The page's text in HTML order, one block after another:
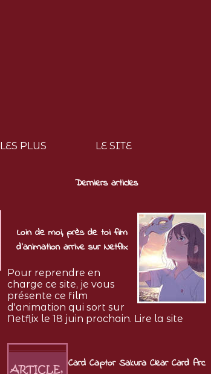
LES PLUS LE SITE
Derniers articles
Loin de moi, près de toi film
d'animation arrive sur Netflix
Pour reprendre en
charge ce site, je vous
présente ce film
d'animation qui sort sur
Netflix le 18 juin prochain. Lire la site
Card Captor Sakura Clear Card Arc